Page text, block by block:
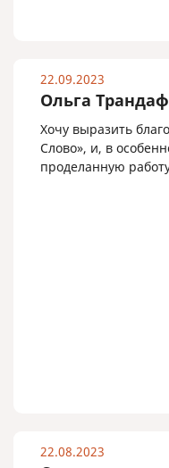
22.09.2023
Ольга
Хочу выразить
Слово», и, в
проделанную
22.08.2023